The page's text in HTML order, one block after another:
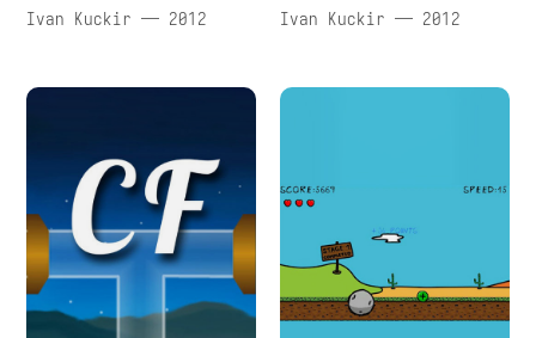
Ivan Kuckir — 2012 Ivan Kuckir — 2012